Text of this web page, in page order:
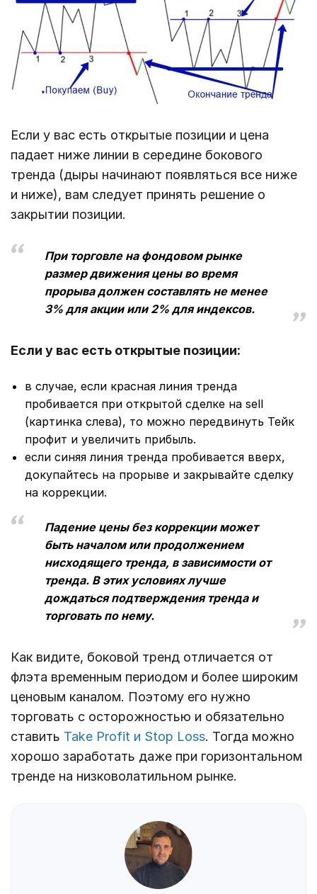
Если у вас есть открытые позиции и цена
падает ниже линии в середине бокового
тренда (дыры начинают появляться все ниже
и ниже), вам следует принять решение о
закрытии позиции.
При торговле на фондовом рынке
размер движения цены во время
прорыва должен составлять не менее
3% для акции или 2% для индексов.
Если у вас есть открытые позиции:
в случае, если красная линия тренда
пробивается при открытой сделке на sell
(картинка слева), то можно передвинуть Тейк
профит и увеличить прибыль.
если синяя линия тренда пробивается вверх,
докупайтесь на прорыве и закрывайте сделку
на коррекции.
Падение цены без коррекции может
быть началом или продолжением
нисходящего тренда, в зависимости от
тренда. В этих условиях лучше
дождаться подтверждения тренда и
торговать по нему.
Как видите, боковой тренд отличается от
флэта временным периодом и более широким
ценовым каналом. Поэтому его нужно
торговать с осторожностью и обязательно
ставить Take Profit и Stop Loss. Тогда можно
хорошо заработать даже при горизонтальном
тренде на низковолатильном рынке.